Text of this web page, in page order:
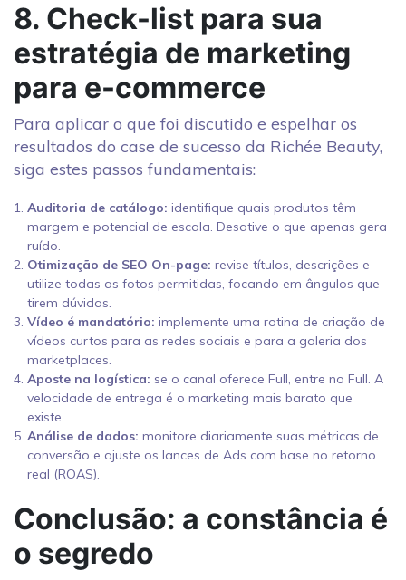
8. Check-list para sua
estratégia de marketing
para e-commerce
Para aplicar o que foi discutido e espelhar os
resultados do case de sucesso da Richée Beauty,
siga estes passos fundamentais:
Auditoria de catálogo: identifique quais produtos têm
margem e potencial de escala. Desative o que apenas gera
ruído.
Otimização de SEO On-page: revise títulos, descrições e
utilize todas as fotos permitidas, focando em ângulos que
tirem dúvidas.
Vídeo é mandatório: implemente uma rotina de criação de
vídeos curtos para as redes sociais e para a galeria dos
marketplaces.
Aposte na logística: se o canal oferece Full, entre no Full. A
velocidade de entrega é o marketing mais barato que
existe.
Análise de dados: monitore diariamente suas métricas de
conversão e ajuste os lances de Ads com base no retorno
real (ROAS).
Conclusão: a constância é
o segredo